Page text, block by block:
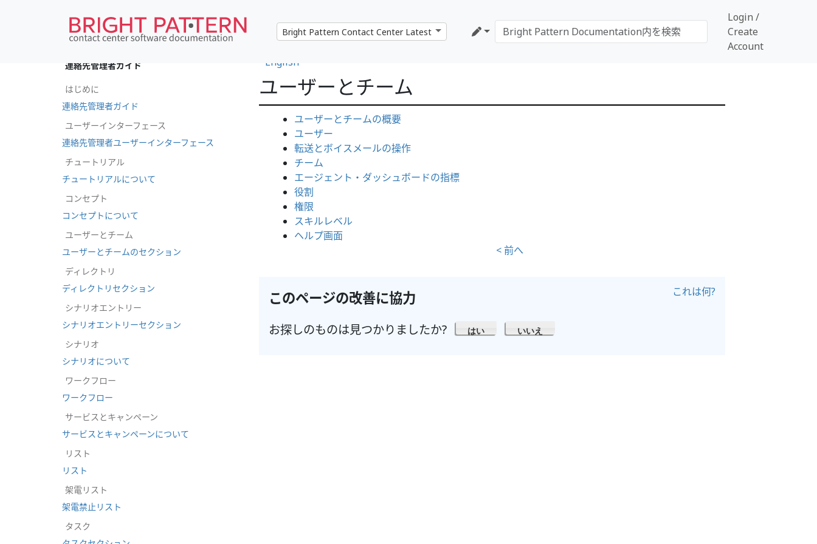
Login /
Create
Account
English
ユーザーとチーム
ユーザーとチームの概要
ユーザー
転送とボイスメールの操作
チーム
エージェント・ダッシュボードの指標
役割
権限
スキルレベル
ヘルプ画面
< 前へ
このページの改善に協力 これは何?
お探しのものは見つかりましたか? はい いいえ
連絡先管理者ガイド
はじめに
連絡先管理者ガイド
ユーザーインターフェース
連絡先管理者ユーザーインターフェース
チュートリアル
チュートリアルについて
コンセプト
コンセプトについて
ユーザーとチーム
ユーザーとチームのセクション
ディレクトリ
ディレクトリセクション
シナリオエントリー
シナリオエントリーセクション
シナリオ
シナリオについて
ワークフロー
ワークフロー
サービスとキャンペーン
サービスとキャンペーンについて
リスト
リスト
架電リスト
架電禁止リスト
タスク